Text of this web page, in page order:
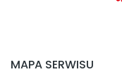
MAPA SERWISU